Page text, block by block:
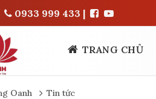
0933 999 433 |
TRANG CHỦ
Oanh Tin tức